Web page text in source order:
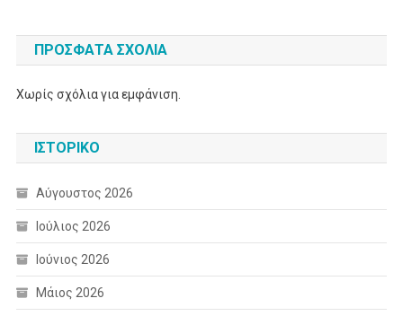
ΠΡΌΣΦΑΤΑ ΣΧΌΛΙΑ
Χωρίς σχόλια για εμφάνιση.
ΙΣΤΟΡΙΚΌ
Αύγουστος 2026
Ιούλιος 2026
Ιούνιος 2026
Μάιος 2026